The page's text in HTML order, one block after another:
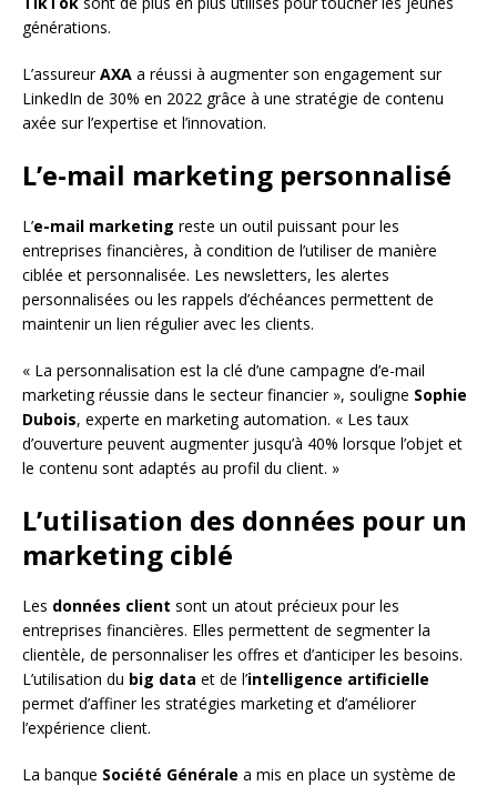
générations.
L’assureurAXA a réussi à augmenter son engagement sur
LinkedIn de 30% en 2022 grâce à une stratégie de contenu
axée sur l’expertise et l’innovation.
L’e-mail marketing personnalisé
L’e-mail marketing reste un outil puissant pour les
entreprises financières, à condition de l’utiliser de manière
ciblée et personnalisée. Les newsletters, les alertes
personnalisées ou les rappels d’échéances permettent de
maintenir un lien régulier avec les clients.
« La personnalisation est la clé d’une campagne d’e-mail
marketing réussie dans le secteur financier », souligne Sophie
Dubois, experte en marketing automation. « Les taux
d’ouverture peuvent augmenter jusqu’à 40% lorsque l’objet et
le contenu sont adaptés au profil du client. »
L’utilisation des données pour un
marketing ciblé
Les données client sont un atout précieux pour les
entreprises financières. Elles permettent de segmenter la
clientèle, de personnaliser les offres et d’anticiper les besoins.
L’utilisation du big data et de l’intelligence artificielle
permet d’affiner les stratégies marketing et d’améliorer
l’expérience client.
La banque Société Générale a mis en place un système de